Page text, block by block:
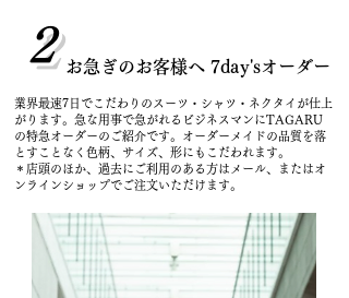
2 お急ぎのお客様へ 7day'sオーダー
業界最速7日でこだわりのスーツ・シャツ・ネクタイが仕上
がります。急な用事で急がれるビジネスマンにTAGARU
の特急オーダーのご紹介です。オーダーメイドの品質を落
とすことなく色柄、サイズ、形にもこだわれます。
＊店頭のほか、過去にご利用のある方はメール、またはオ
ンラインショップでご注文いただけます。